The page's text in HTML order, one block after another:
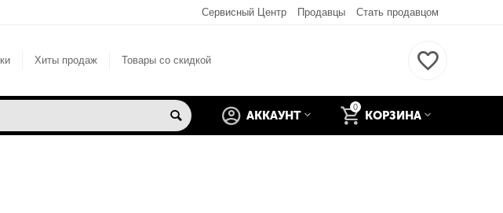
Сервисный Центр Продавцы Стать продавцом
Хиты продаж Товары со скидкой
0
КОРЗИНА
АККАУНТ